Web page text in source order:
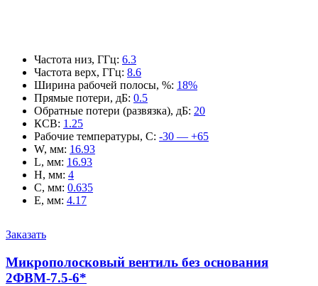
Частота низ, ГГц: 6.3
Частота верх, ГГц: 8.6
Ширина рабочей полосы, %: 18%
Прямые потери, дБ: 0.5
Обратные потери (развязка), дБ: 20
КСВ: 1.25
Рабочие температуры, С: -30 — +65
W, мм: 16.93
L, мм: 16.93
H, мм: 4
C, мм: 0.635
E, мм: 4.17
Заказать
Микрополосковый вентиль без основания
2ФВМ-7.5-6*